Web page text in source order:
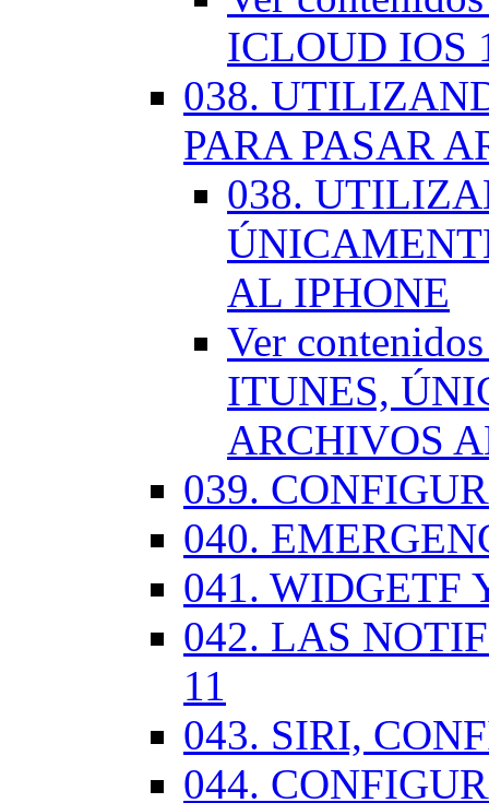
ICLOUD IOS
038.
PARA PASAR
038.
AL IPHONE
Ver
ITUNES,
ARCHIVOS
039.
040.
041. WIDGETF
042. LAS
11
043. SIRI,
044.